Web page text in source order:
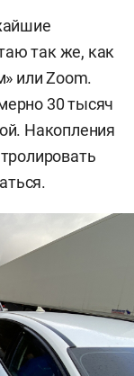
так же, как
или Zoom.
30 тысяч
Накопления